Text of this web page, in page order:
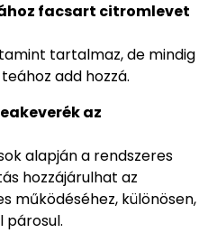
facsart citromlevet
tartalmaz, de mindig
add hozzá.
az
alapján a rendszeres
hozzájárulhat az
működéséhez, különösen,
párosul.